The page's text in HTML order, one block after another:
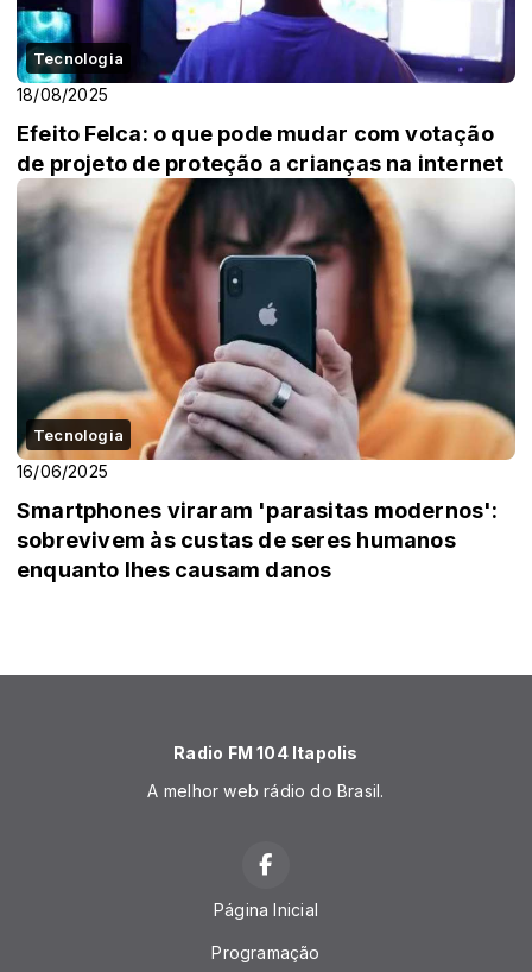
Tecnologia
18/08/2025
Efeito Felca: o que pode mudar com votação
de projeto de proteção a crianças na internet
Tecnologia
16/06/2025
Smartphones viraram 'parasitas modernos':
sobrevivem às custas de seres humanos
enquanto lhes causam danos
Radio FM 104 Itapolis
A melhor web rádio do Brasil.
Página Inicial
Programação